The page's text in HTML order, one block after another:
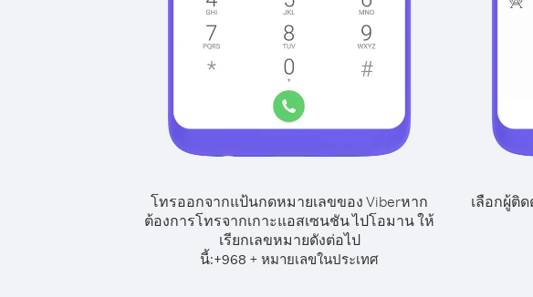
โทรออกจากแป้นกดหมายเลขของ Viberหาก
ต้องการโทรจากเกาะแอสเซนชัน ไปโอมาน ให้
เรียกเลขหมายดังต่อไป
นี้:+968 + หมายเลขในประเทศ
เลือกผู้ติ